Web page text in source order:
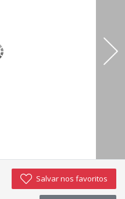
Salvar nos favoritos